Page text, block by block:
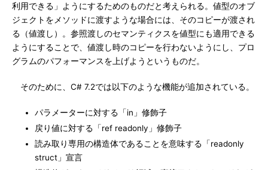
利用できる」ようにするためのものだと考えられる。値型のオブ
ジェクトをメソッドに渡すような場合には、そのコピーが渡され
る（値渡し）。参照渡しのセマンティクスを値型にも適用できる
ようにすることで、値渡し時のコピーを行わないようにし、プロ
グラムのパフォーマンスを上げようというものだ。
そのために、C# 7.2では以下のような機能が追加されている。
パラメーターに対する「in」修飾子
戻り値に対する「ref readonly」修飾子
読み取り専用の構造体であることを意味する「readonly
struct」宣言